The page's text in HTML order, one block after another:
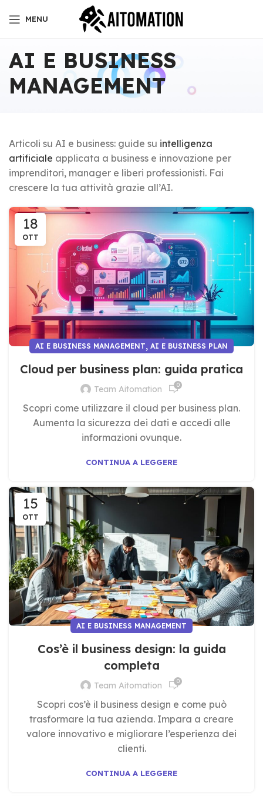
MENU
AI E BUSINESS
MANAGEMENT
Articoli su AI e business: guide su intelligenza
artificiale applicata a business e innovazione per
imprenditori, manager e liberi professionisti. Fai
crescere la tua attività grazie all’AI.
18
OTT
AI E BUSINESS MANAGEMENT, AI E BUSINESS PLAN
Cloud per business plan: guida pratica
Team Aitomation 0
Scopri come utilizzare il cloud per business plan.
Aumenta la sicurezza dei dati e accedi alle
informazioni ovunque.
CONTINUA A LEGGERE
15
OTT
AI E BUSINESS MANAGEMENT
Cos’è il business design: la guida
completa
Team Aitomation 0
Scopri cos’è il business design e come può
trasformare la tua azienda. Impara a creare
valore innovativo e migliorare l’esperienza dei
clienti.
CONTINUA A LEGGERE